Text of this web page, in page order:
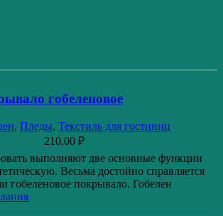
гобеленовое
, Пледы, Текстиль для гостиниц
210,00 ₽
выполняют две основные функции
Весьма достойно справляется
гобеленовое покрывало. Гобелен